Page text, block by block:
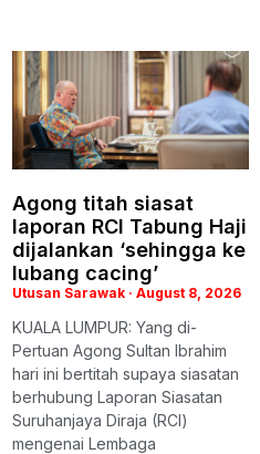
Agong titah siasat
laporan RCI Tabung Haji
dijalankan ‘sehingga ke
lubang cacing’
Utusan Sarawak August 8, 2026
KUALA LUMPUR: Yang di-
Pertuan Agong Sultan Ibrahim
hari ini bertitah supaya siasatan
berhubung Laporan Siasatan
Suruhanjaya Diraja (RCI)
mengenai Lembaga